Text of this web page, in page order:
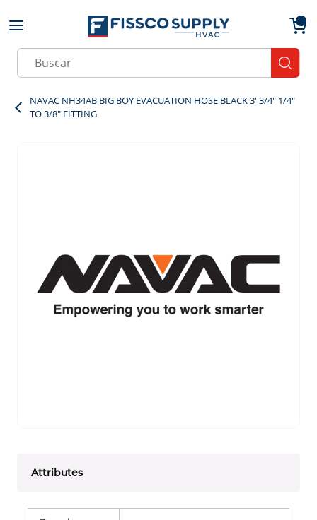
Skip to main content
Site Search
NAVAC NH34AB BIG BOY EVACUATION HOSE BLACK 3' 3/4" 1/4"
TO 3/8" FITTING
Attributes